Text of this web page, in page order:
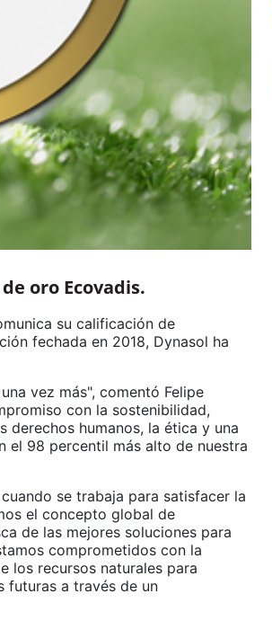
oro Ecovadis.
su calificación de
fechada en 2018, Dynasol ha
vez más", comentó Felipe
con la sostenibilidad,
humanos, la ética y una
el 98 percentil más alto de nuestra
se trabaja para satisfacer la
el concepto global de
de las mejores soluciones para
comprometidos con la
los recursos naturales para
futuras a través de un